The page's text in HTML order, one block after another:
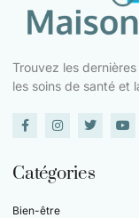
Trouvez les dernières
les soins de santé et
Catégories
Bien-être